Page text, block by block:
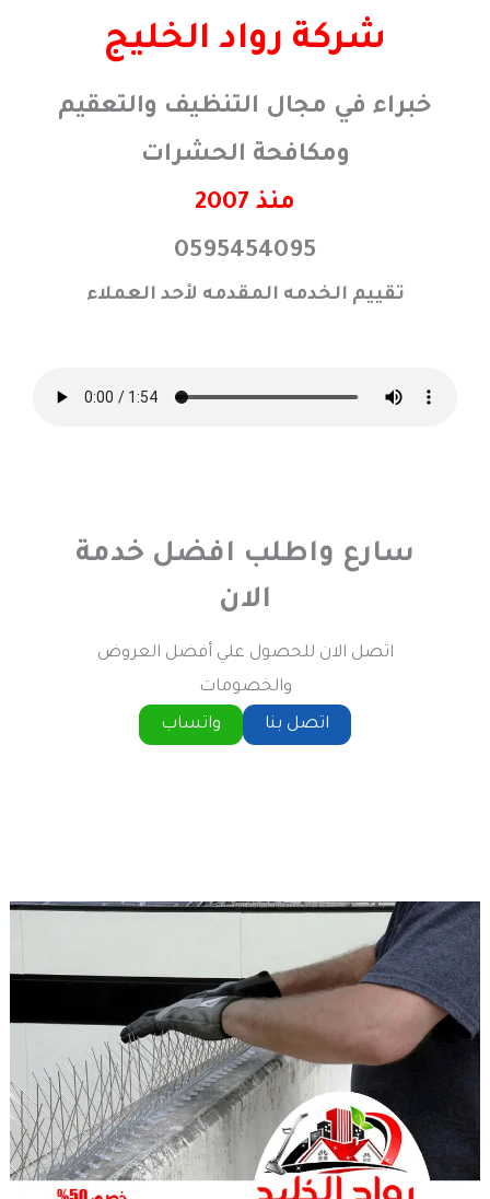
شركة رواد الخليج
خبراء في مجال التنظيف والتعقيم
ومكافحة الحشرات
منذ 2007
0595454095
تقييم الخدمه المقدمه لأحد العملاء
سارع واطلب افضل خدمة
الان
اتصل الان للحصول علي أفضل العروض
والخصومات
اتصل بنا
واتساب